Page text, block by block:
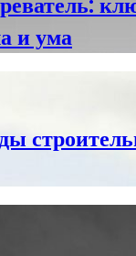
и ума